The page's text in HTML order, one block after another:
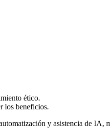
ético.
los beneficios.
y asistencia de